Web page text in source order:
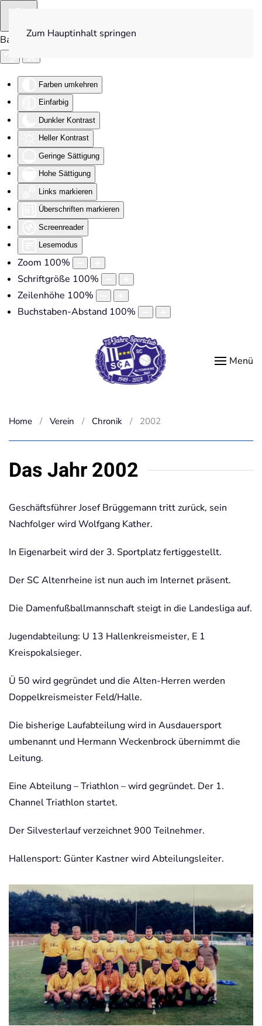
Barrierefreiheit
Farben umkehren
Einfarbig
Dunkler Kontrast
Heller Kontrast
Geringe Sättigung
Hohe Sättigung
Links markieren
Überschriften markieren
Screenreader
Lesemodus
Zoom 100%
Schriftgröße 100%
Zeilenhöhe 100%
Buchstaben-Abstand 100%
Zum Hauptinhalt springen
Menü
Home Verein Chronik 2002
Das Jahr 2002
Geschäftsführer Josef Brüggemann tritt zurück, sein
Nachfolger wird Wolfgang Kather.
In Eigenarbeit wird der 3. Sportplatz fertiggestellt.
Der SC Altenrheine ist nun auch im Internet präsent.
Die Damenfußballmannschaft steigt in die Landesliga auf.
Jugendabteilung: U 13 Hallenkreismeister, E 1
Kreispokalsieger.
Ü 50 wird gegründet und die Alten-Herren werden
Doppelkreismeister Feld/Halle.
Die bisherige Laufabteilung wird in Ausdauersport
umbenannt und Hermann Weckenbrock übernimmt die
Leitung.
Eine Abteilung – Triathlon – wird gegründet. Der 1.
Channel Triathlon startet.
Der Silvesterlauf verzeichnet 900 Teilnehmer.
Hallensport: Günter Kastner wird Abteilungsleiter.